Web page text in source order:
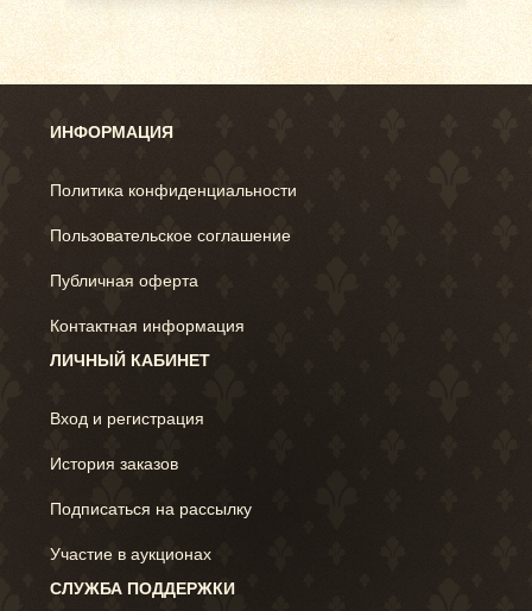
ИНФОРМАЦИЯ
Политика конфиденциальности
Пользовательское соглашение
Публичная оферта
Контактная информация
ЛИЧНЫЙ КАБИНЕТ
Вход и регистрация
История заказов
Подписаться на рассылку
Участие в аукционах
СЛУЖБА ПОДДЕРЖКИ